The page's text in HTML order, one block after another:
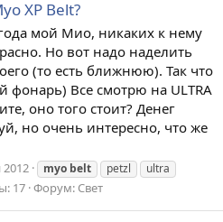
XP Belt?
мой Мио, никаких к нему
Но вот надо наделить
(то есть ближнюю). Так что
Все смотрю на ULTRA
оно того стоит? Денег
но очень интересно, что же
2012 myo belt petzl
ultra
17 Форум: Свет